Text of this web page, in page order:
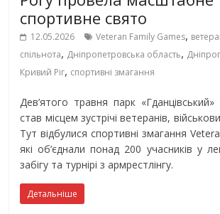
спортивне свято
12.05.2026 Veteran Family Games,
спільнота, Дніпропетровська область,
Кривий Ріг, спортивні змагання
Дев’ятого травня парк
став місцем зустрічі ветеранів,
Тут відбулися спортивні змагання
які об’єднали понад 200 учасників у
забігу та турнірі з армрестлінгу.
Детальніше